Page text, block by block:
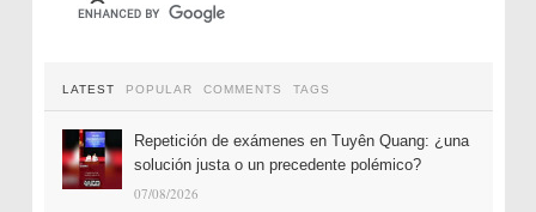
LATEST POPULAR COMMENTS TAGS
Repetición de exámenes en Tuyên Quang: ¿una
solución justa o un precedente polémico?
07/08/2026